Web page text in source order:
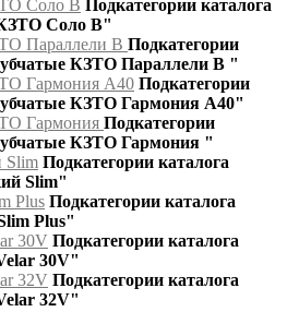
Соло В Подкатегории каталога
Соло В"
Параллели В Подкатегории
КЗТО Параллели В "
Гармония А40 Подкатегории
КЗТО Гармония А40"
Гармония Подкатегории
КЗТО Гармония "
Slim Подкатегории каталога
Slim"
Plus Подкатегории каталога
Plus"
30V Подкатегории каталога
30V"
32V Подкатегории каталога
32V"